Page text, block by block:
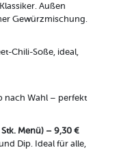
Außen
Gewürzmischung.
Chili-Soße, ideal,
nach Wahl – perfekt
Menü) – 9,30 €
Dip. Ideal für alle,